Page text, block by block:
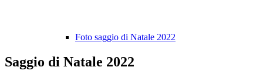
Foto saggio di Natale 2022
Saggio di Natale 2022